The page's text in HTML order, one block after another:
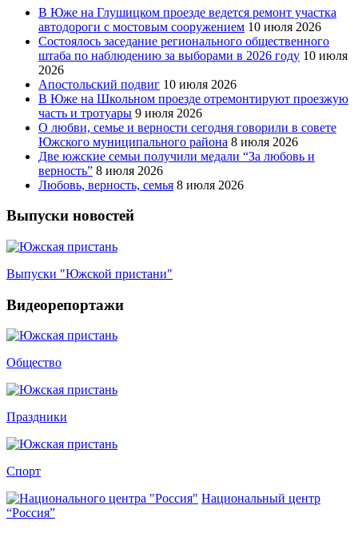
В Юже на Глушицком проезде ведется ремонт участка
автодороги с мостовым сооружением 10 июля 2026
Состоялось заседание регионального общественного
штаба по наблюдению за выборами в 2026 году 10 июля
2026
Апостольский подвиг 10 июля 2026
В Юже на Школьном проезде отремонтируют проезжую
часть и тротуары 9 июля 2026
О любви, семье и верности сегодня говорили в совете
Южского муниципального района 8 июля 2026
Две южские семьи получили медали “За любовь и
верность” 8 июля 2026
Любовь, верность, семья 8 июля 2026
Выпуски новостей
Выпуски "Южской пристани"
Видеорепортажи
Общество
Праздники
Спорт
Национальный центр
“Россия”